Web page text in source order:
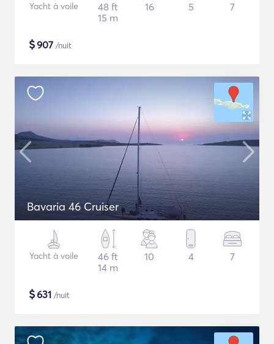
Yacht à voile
48 ft
15 m
16 5 7
$907 /nuit
Bavaria 46 Cruiser
Yacht à voile
46 ft
14 m
10 4 7
$631 /nuit